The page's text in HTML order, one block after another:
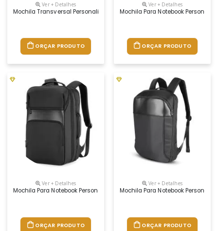
Ver + Detalhes
Mochila Transversal Personalizada
ORÇAR PRODUTO
Ver + Detalhes
Mochila Para Notebook
ORÇAR PRODUTO
Ver + Detalhes
Mochila Para Notebook Personalizada
ORÇAR PRODUTO
Ver + Detalhes
Mochila Para Notebook
ORÇAR PRODUTO